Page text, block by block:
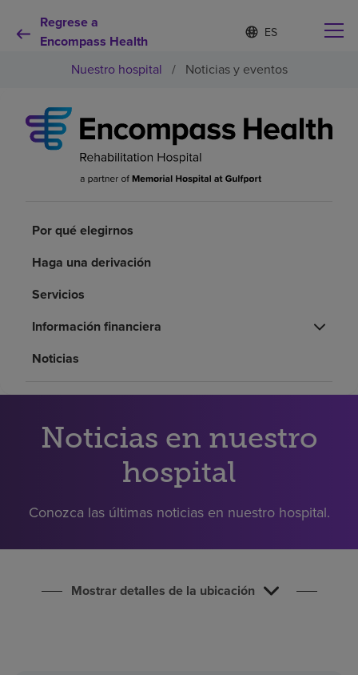
Regrese a
Encompass Health
Lista
de
contraída
d
o
s
e
c
Por qué debe elegirnos
Servicios de rehabilitación
Pacientes y cuidadores
Acerca de nosotros
Buscar un centro
Inversores
Nuestro hospital / Noticias y eventos
Por qué elegirnos
Haga una derivación
Servicios
Información financiera
Noticias
Noticias en nuestro
hospital
Conozca las últimas noticias en nuestro hospital.
Mostrar detalles de la ubicación